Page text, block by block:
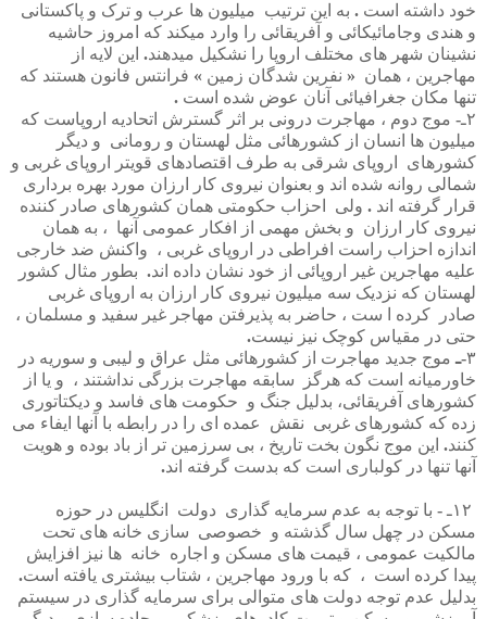
خود داشته است . به این ترتیب میلیون ها عرب و ترک و پاکستانی
و هندی وجامائیکائی و آفریقائی را وارد میکند که امروز حاشیه
نشینان شهر های مختلف اروپا را نشکیل میدهند. این لایه از
مهاجرین ، همان « نفرین شدگان زمین » فرانتس فانون هستند که
تنها مکان جغرافیائی آنان عوض شده است .
۲ـ- موج دوم ، مهاجرت درونی بر اثر گسترش اتحادیه اروپاست که
میلیون ها انسان از کشورهائی مثل لهستان و رومانی و دیگر
کشورهای
اروپای شرقی به طرف اقتصادهای قویتر اروپای غربی و
شمالی روانه شده اند و بعنوان نیروی کار ارزان مورد بهره برداری
قرار گرفته اند . ولی احزاب حکومتی همان کشورهای صادر کننده
نیروی کار ارزان و بخش مهمی از افکار عمومی آنها ، به همان
اندازه احزاب راست افراطی در اروپای غربی ، واکنش ضد خارجی
علیه مهاجرین غیر اروپائی از خود نشان داده اند. بطور مثال کشور
لهستان که نزدیک سه میلیون نیروی کار ارزان به اروپای غربی
صادر
کرده ست ، حاضر به پذیرفتن مهاجر غیر سفید و مسلمان ،
حتی در مقیاس کوچک نیز نیست.
۳-ـ موج جدید مهاجرت از کشورهائی مثل عراق و لیبی و سوریه در
خاورمیانه است که هرگز سابقه مهاجرت بزرگی نداشتند ، و یا از
کشورهای آفریقائی، بدلیل جنگ و حکومت های فاسد و دیکتاتوری
زده که کشورهای غربی نقش عمده ای را در رابطه با آنها ایفاء می
کنند. این موج نگون بخت تاریخ ، بی سرزمین تر از باد بوده و هویت
آنها تنها در کولباری است که بدست گرفته اند.
۱۲ـ - با توجه به عدم سرمایه گذاری دولت انگلیس در حوزه
مسکن در چهل سال گذشته و خصوصی سازی خانه های تحت
مالکیت عمومی ، قیمت های مسکن و اجاره خانه ها نیز
افزایش
پیدا کرده است ، که با ورود مهاجرین ، شتاب بیشتری یافته است.
بدلیل عدم توجه دولت های متوالی برای سرمایه گذاری در سیستم